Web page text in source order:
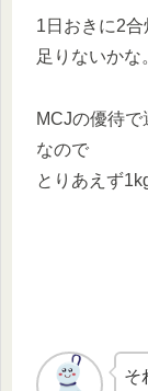
1日おきに2合
足りないかな
MCJの優待
なので
とりあえず
そ